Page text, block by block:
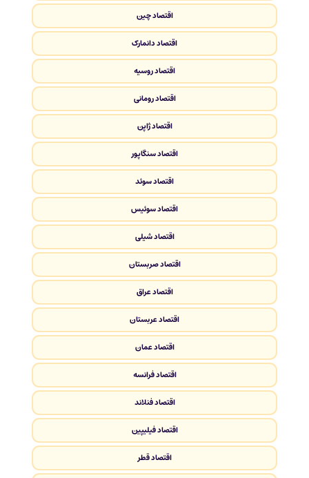
اقتصاد چین
اقتصاد دانمارک
اقتصاد روسیه
اقتصاد رومانی
اقتصاد ژاپن
اقتصاد سنگاپور
اقتصاد سوئد
اقتصاد سوئیس
اقتصاد شیلی
اقتصاد صربستان
اقتصاد عراق
اقتصاد عربستان
اقتصاد عمان
اقتصاد فرانسه
اقتصاد فنلاند
اقتصاد فیلیپین
اقتصاد قطر